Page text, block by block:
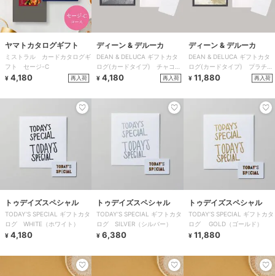
ヤマトカタログギフト
ミストラル カードカタログギ
フト セージ-C
¥ 4,180 再入荷
ディーン & デルーカ
DEAN & DELUCA ギフトカタ
ログ(カードタイプ) チャコー
ル-C
¥ 4,180 再入荷
ディーン & デルーカ
DEAN & DELUCA ギフトカタ
ログ(カードタイプ) プラチ
ナ-C
¥ 11,880 再入荷
トゥデイズスペシャル
TODAY’S SPECIAL ギフトカタ
ログ WHITE（ホワイト）
¥ 4,180
トゥデイズスペシャル
TODAY’S SPECIAL ギフトカタ
ログ SILVER（シルバー）
¥ 6,380
トゥデイズスペシャル
TODAY’S SPECIAL ギフトカタ
ログ GOLD（ゴールド）
¥ 11,880